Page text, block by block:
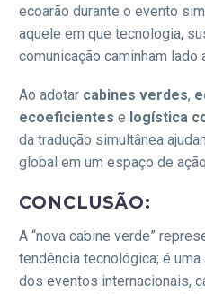
ecoarão durante o evento
aquele em que tecnologia,
comunicação caminham lado
Ao adotar cabines verdes,
ecoeficientes e logística
da tradução simultânea
global em um espaço de
CONCLUSÃO:
A “nova cabine verde”
tendência tecnológica; é
dos eventos internacionais,